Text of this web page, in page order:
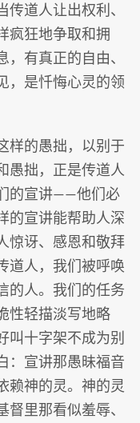
道人让出权利、
疯狂地争取和拥
有真正的自由、
，是忏悔心灵的领
样的愚拙，以别于
愚拙，正是传道人
的宣讲——他们必
的宣讲能帮助人深
惊讶、感恩和敬拜
道人，我们被呼唤
的人。我们的任务
性轻描淡写地略
叫十字架不成为别
：宣讲那愚昧福音
赖神的灵。神的灵
里那看似羞辱、